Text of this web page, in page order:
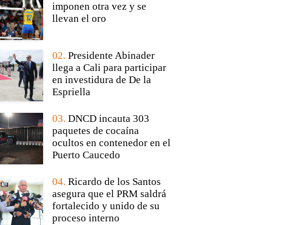
imponen otra vez y se
llevan el oro
02. Presidente Abinader
llega a Cali para participar
en investidura de De la
Espriella
03. DNCD incauta 303
paquetes de cocaína
ocultos en contenedor en el
Puerto Caucedo
04. Ricardo de los Santos
asegura que el PRM saldrá
fortalecido y unido de su
proceso interno